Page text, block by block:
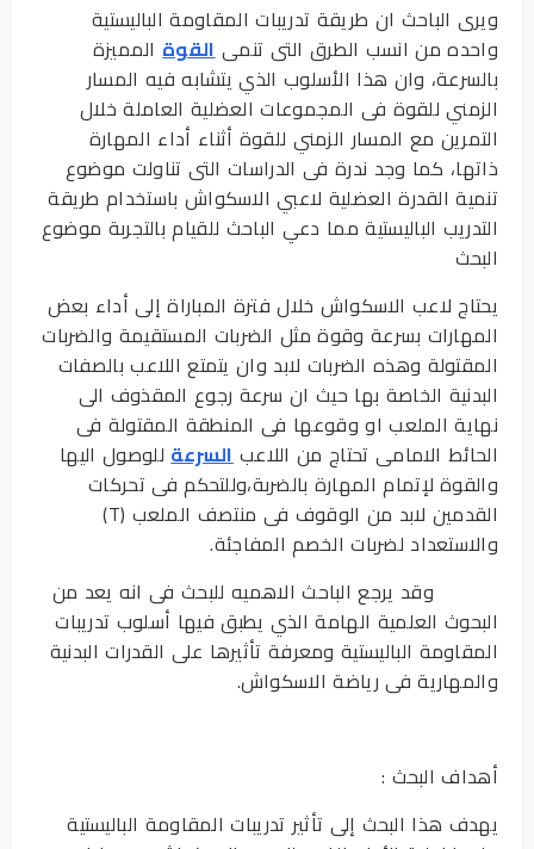
ويرى الباحث ان طريقة تدريبات المقاومة الباليستية
واحده من انسب الطرق التى تنمىالقوةالمميزة
بالسرعة، وان هذا الأسلوب الذي يتشابه فيه المسار
الزمني للقوة فى المجموعات العضلية العاملة خلال
التمرين مع المسار الزمني للقوة أثناء أداء المهارة
ذاتها، كما وجد ندرة فى الدراسات التى تناولت موضوع
تنمية القدرة العضلية لاعبي الاسكواش باستخدام طريقة
التدريب الباليستية مما دعي الباحث للقيام بالتجربة موضوع
البحث
يحتاج لاعب الاسكواش خلال فترة المباراة إلى أداء بعض
المهارات بسرعة وقوة مثل الضربات المستقيمة والضربات
المقتولة وهذه الضربات لابد وان يتمتع اللاعب بالصفات
البدنية الخاصة بها حيث ان سرعة رجوع المقذوف الى
نهاية الملعب او وقوعها فى المنطقة المقتولة فى
الحائط الامامى تحتاج من اللاعبالسرعةللوصول اليها
والقوة لإتمام المهارة بالضربة،وللتحكم فى تحركات
القدمين لابد من الوقوف فى منتصف الملعب (T)
والاستعداد لضربات الخصم المفاجئة.
وقد يرجع الباحث الاهميه للبحث فى انه يعد من
البحوث العلمية الهامة الذي يطبق فيها أسلوب تدريبات
المقاومة الباليستية ومعرفة تأثيرها على القدرات البدنية
والمهارية فى رياضة الاسكواش.
أهداف البحث :
يهدف هذا البحث إلى تأثير تدريبات المقاومة الباليستية